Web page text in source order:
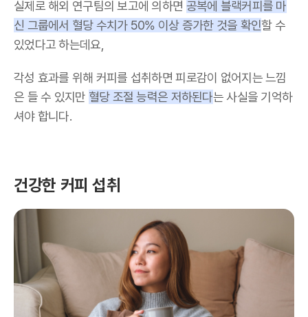
실제로 해외 연구팀의 보고에 의하면 공복에 블랙커피를 마
신 그룹에서 혈당 수치가 50% 이상 증가한 것을 확인할 수
있었다고 하는데요,
각성 효과를 위해 커피를 섭취하면 피로감이 없어지는 느낌
은 들 수 있지만 혈당 조절 능력은 저하된다는 사실을 기억하
셔야 합니다.
건강한 커피 섭취